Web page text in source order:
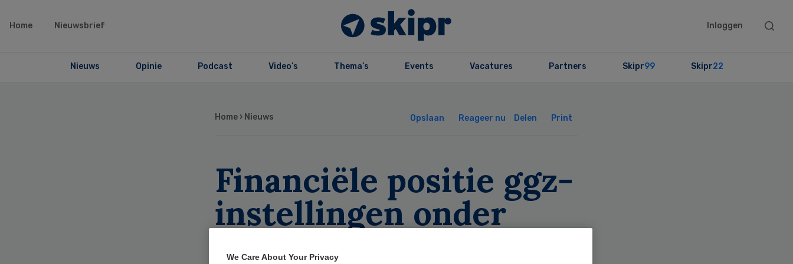
Home Nieuwsbrief Inloggen
Search
Nieuws Opinie Podcast Video’s Thema’s Events Vacatures Partners Skipr99 Skipr22
Home › Nieuws Opslaan Reageer nu Delen Print
Financiële positie ggz-
instellingen onder
druk
We Care About Your Privacy